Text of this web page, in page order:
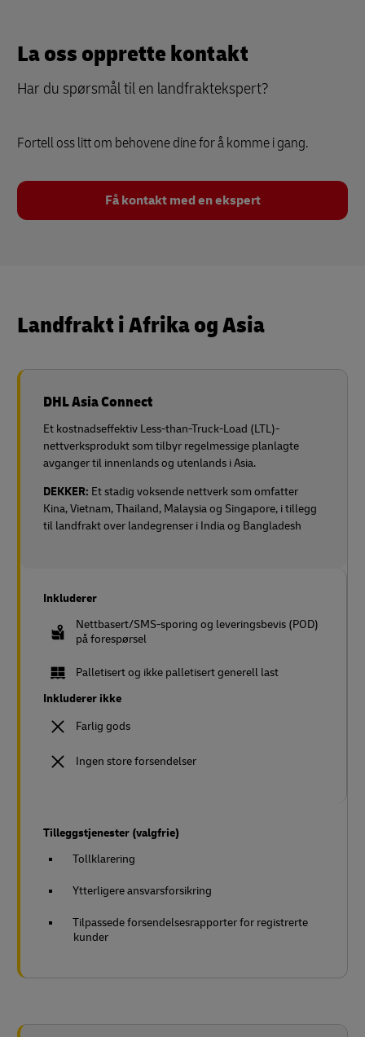
La oss opprette kontakt
Har du spørsmål til en landfraktekspert?
Fortell oss litt om behovene dine for å komme i gang.
Få kontakt med en ekspert
Landfrakt i Afrika og Asia
DHL Asia Connect
Et kostnadseffektiv Less-than-Truck-Load (LTL)-
nettverksprodukt som tilbyr regelmessige planlagte
avganger til innenlands og utenlands i Asia.
DEKKER: Et stadig voksende nettverk som omfatter
Kina, Vietnam, Thailand, Malaysia og Singapore, i tillegg
til landfrakt over landegrenser i India og Bangladesh
Inkluderer
Nettbasert/SMS-sporing og leveringsbevis (POD)
på forespørsel
Palletisert og ikke palletisert generell last
Inkluderer ikke
Farlig gods
Ingen store forsendelser
Tilleggstjenester (valgfrie)
Tollklarering
Ytterligere ansvarsforsikring
Tilpassede forsendelsesrapporter for registrerte
kunder